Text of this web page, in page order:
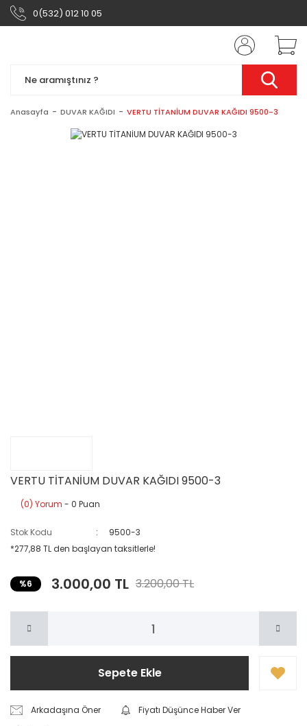
0(532) 012 10 05
Anasayfa DUVAR KAĞIDI VERTU TİTANİUM DUVAR KAĞIDI 9500-3
VERTU TİTANİUM DUVAR KAĞIDI 9500-3
(0) Yorum - 0 Puan
Stok Kodu
9500-3
*277,88 TL den başlayan taksitlerle!
%6 3.000,00 TL 3.200,00 TL
Sepete Ekle
Arkadaşına Öner
Fiyatı Düşünce Haber Ver